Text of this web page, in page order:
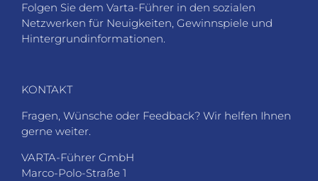
Folgen Sie dem Varta-Führer in den sozialen
Netzwerken für Neuigkeiten, Gewinnspiele und
Hintergrundinformationen.
KONTAKT
Fragen, Wünsche oder Feedback? Wir helfen Ihnen
gerne weiter.
VARTA-Führer GmbH
Marco-Polo-Straße 1